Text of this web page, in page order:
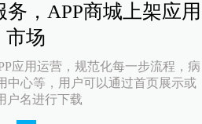
，APP商城上架应用
市场
应用运营，规范化每一步流程，病
中心等，用户可以通过首页展示或
户名进行下载